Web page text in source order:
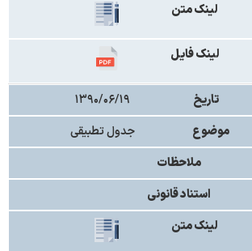
لینک متن
لینک فایل
تاریخ
۱۳۹۰/۰۶/۱۹
موضوع
جدول تطبیقی
ملاحظات
استناد قانونی
لینک متن